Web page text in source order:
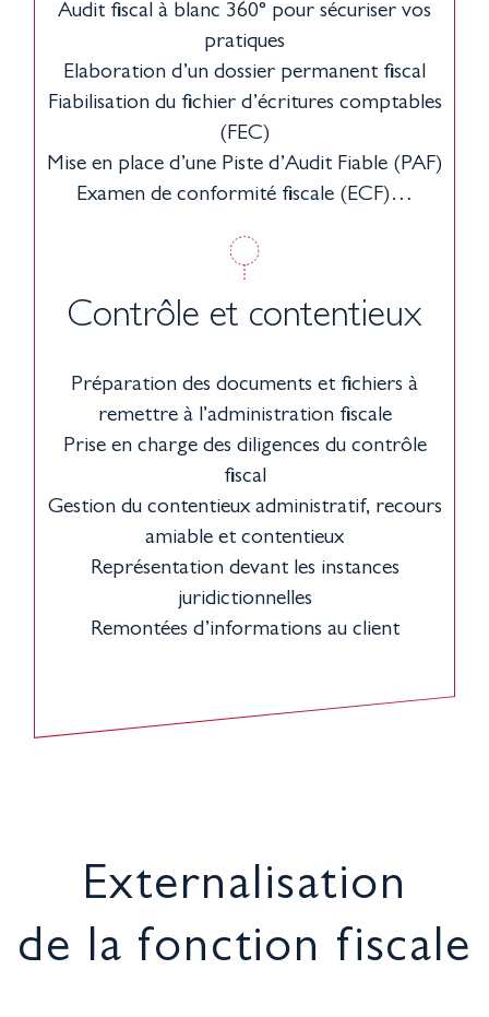
Audit fiscal à blanc 360° pour sécuriser vos
pratiques
Elaboration d’un dossier permanent fiscal
Fiabilisation du fichier d’écritures comptables
(FEC)
Mise en place d’une Piste d’Audit Fiable (PAF)
Examen de conformité fiscale (ECF)…
Contrôle et contentieux
Préparation des documents et fichiers à
remettre à l’administration fiscale
Prise en charge des diligences du contrôle
fiscal
Gestion du contentieux administratif, recours
amiable et contentieux
Représentation devant les instances
juridictionnelles
Remontées d’informations au client
Externalisation
de la fonction fiscale